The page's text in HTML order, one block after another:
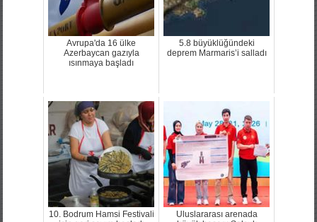
Avrupa'da 16 ülke
Azerbaycan gazıyla
ısınmaya başladı
5.8 büyüklüğündeki
deprem Marmaris’i salladı
10. Bodrum Hamsi Festivali
Uluslararası arenada